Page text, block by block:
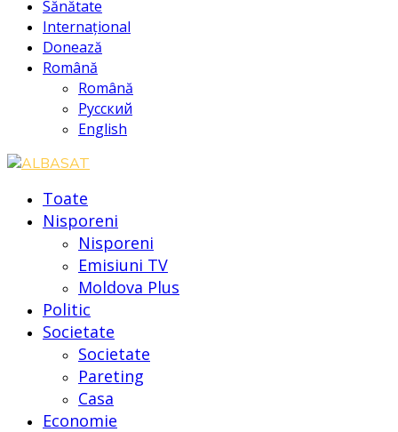
Sănătate
Internațional
Donează
Română
Română
Русский
English
Toate
Nisporeni
Nisporeni
Emisiuni TV
Moldova Plus
Politic
Societate
Societate
Pareting
Casa
Economie